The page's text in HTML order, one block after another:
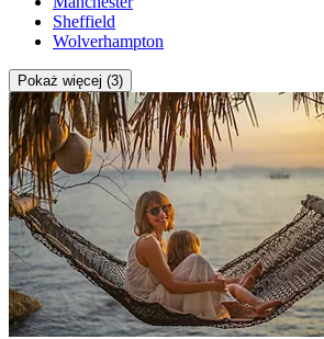
Sheffield
Wolverhampton
Pokaż więcej (3)